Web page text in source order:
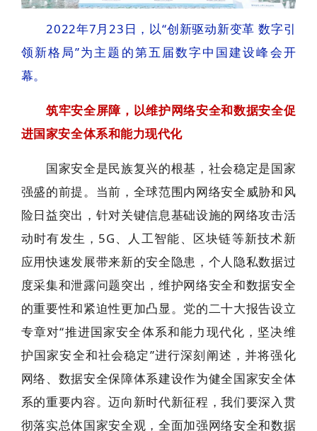
2022年7月23日，以“创新驱动新变革 数字引
领新格局”为主题的第五届数字中国建设峰会开
幕。
筑牢安全屏障，以维护网络安全和数据安全促
进国家安全体系和能力现代化
国家安全是民族复兴的根基，社会稳定是国家
强盛的前提。当前，全球范围内网络安全威胁和风
险日益突出，针对关键信息基础设施的网络攻击活
动时有发生，5G、人工智能、区块链等新技术新
应用快速发展带来新的安全隐患，个人隐私数据过
度采集和泄露问题突出，维护网络安全和数据安全
的重要性和紧迫性更加凸显。党的二十大报告设立
专章对“推进国家安全体系和能力现代化，坚决维
护国家安全和社会稳定”进行深刻阐述，并将强化
网络、数据安全保障体系建设作为健全国家安全体
系的重要内容。迈向新时代新征程，我们要深入贯
彻落实总体国家安全观，全面加强网络安全和数据